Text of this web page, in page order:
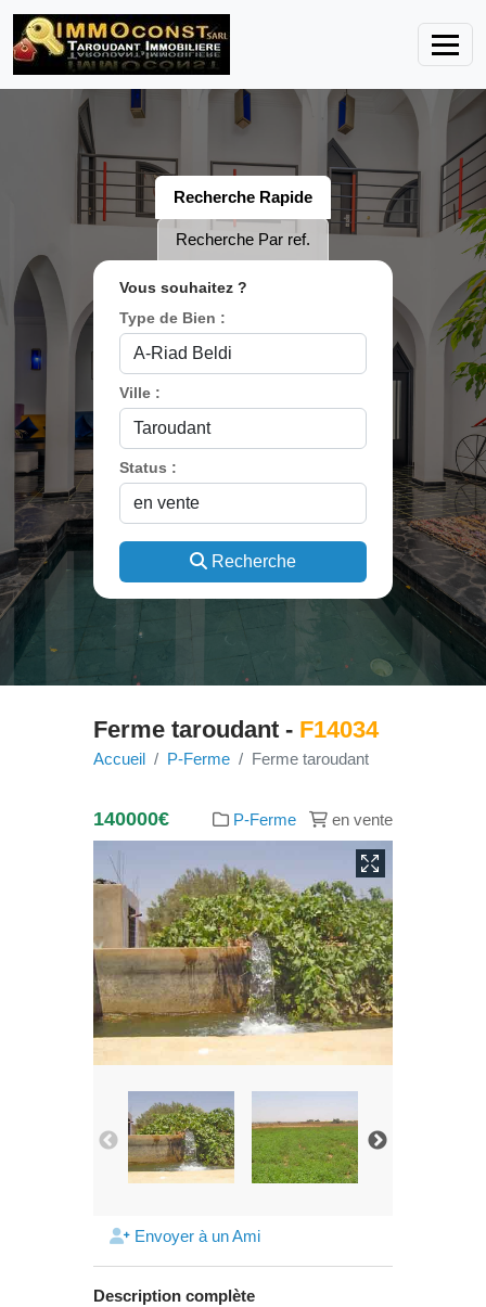
Recherche Rapide
Recherche Par ref.
Vous souhaitez ?
Type de Bien :
Ville :
Status :
Recherche
Ferme taroudant - F14034
Accueil P-Ferme Ferme taroudant
140000€ P-Ferme en vente
Envoyer à un Ami
Description complète